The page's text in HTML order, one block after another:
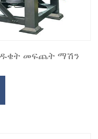
ዱቄት መፍጨት ማሽን